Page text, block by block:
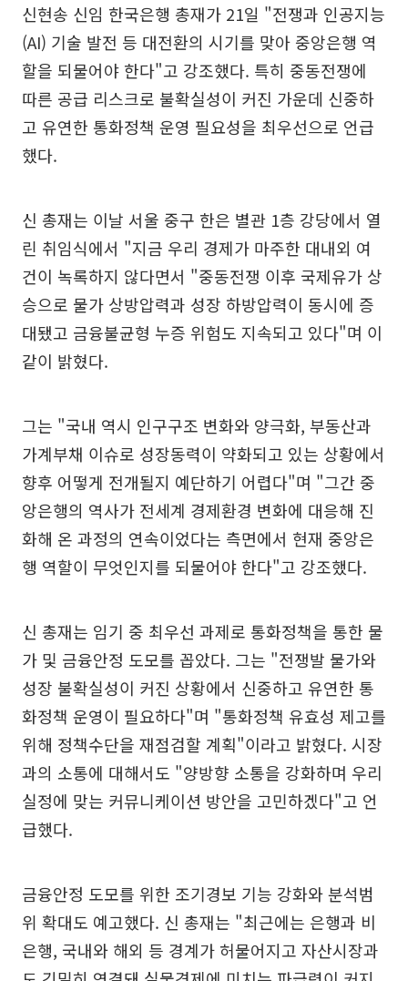
신현송 신임 한국은행 총재가 21일 "전쟁과 인공지능
(AI) 기술 발전 등 대전환의 시기를 맞아 중앙은행 역
할을 되물어야 한다"고 강조했다. 특히 중동전쟁에
따른 공급 리스크로 불확실성이 커진 가운데 신중하
고 유연한 통화정책 운영 필요성을 최우선으로 언급
했다.
신 총재는 이날 서울 중구 한은 별관 1층 강당에서 열
린 취임식에서 "지금 우리 경제가 마주한 대내외 여
건이 녹록하지 않다면서 "중동전쟁 이후 국제유가 상
승으로 물가 상방압력과 성장 하방압력이 동시에 증
대됐고 금융불균형 누증 위험도 지속되고 있다"며 이
같이 밝혔다.
그는 "국내 역시 인구구조 변화와 양극화, 부동산과
가계부채 이슈로 성장동력이 약화되고 있는 상황에서
향후 어떻게 전개될지 예단하기 어렵다"며 "그간 중
앙은행의 역사가 전세계 경제환경 변화에 대응해 진
화해 온 과정의 연속이었다는 측면에서 현재 중앙은
행 역할이 무엇인지를 되물어야 한다"고 강조했다.
신 총재는 임기 중 최우선 과제로 통화정책을 통한 물
가 및 금융안정 도모를 꼽았다. 그는 "전쟁발 물가와
성장 불확실성이 커진 상황에서 신중하고 유연한 통
화정책 운영이 필요하다"며 "통화정책 유효성 제고를
위해 정책수단을 재점검할 계획"이라고 밝혔다. 시장
과의 소통에 대해서도 "양방향 소통을 강화하며 우리
실정에 맞는 커뮤니케이션 방안을 고민하겠다"고 언
급했다.
금융안정 도모를 위한 조기경보 기능 강화와 분석범
위 확대도 예고했다. 신 총재는 "최근에는 은행과 비
은행, 국내와 해외 등 경계가 허물어지고 자산시장과